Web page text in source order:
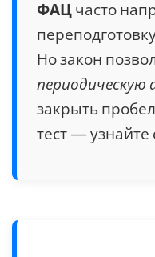
ФАЦ часто
Но закон
периодическую
закрыть
тест — узнайте